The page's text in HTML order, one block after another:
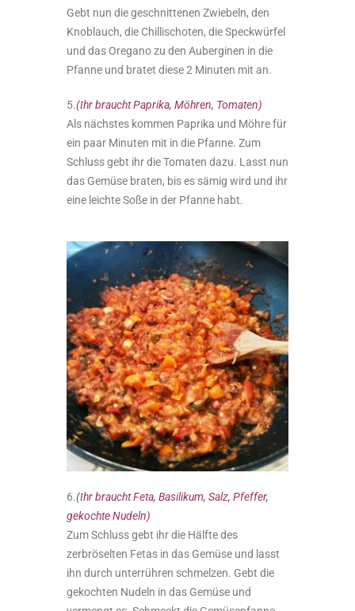
Gebt nun die geschnittenen Zwiebeln, den
Knoblauch, die Chillischoten, die Speckwürfel
und das Oregano zu den Auberginen in die
Pfanne und bratet diese 2 Minuten mit an.
5.(Ihr braucht Paprika, Möhren, Tomaten)
Als nächstes kommen Paprika und Möhre für
ein paar Minuten mit in die Pfanne. Zum
Schluss gebt ihr die Tomaten dazu. Lasst nun
das Gemüse braten, bis es sämig wird und ihr
eine leichte Soße in der Pfanne habt.
6.(Ihr braucht Feta, Basilikum, Salz, Pfeffer,
gekochte Nudeln)
Zum Schluss gebt ihr die Hälfte des
zerbröselten Fetas in das Gemüse und lasst
ihn durch unterrühren schmelzen. Gebt die
gekochten Nudeln in das Gemüse und